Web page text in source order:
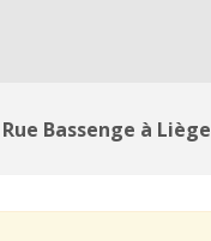
Bassenge à Liège